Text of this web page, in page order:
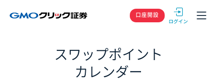
GMOクリック
口座開設
スワップポイント
カレンダー